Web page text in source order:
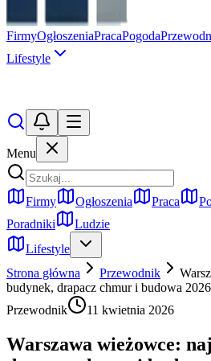
FirmyOgłoszeniaPracaPogoda
Lifestyle
Menu
Firmy Ogłoszenia Praca
Poradniki
Ludzie
Lifestyle
Strona główna
Przewodnik
budynek, drapacz chmur i budowa 2026
Przewodnik
11 kwietnia 2026
Warszawa wieżowce: